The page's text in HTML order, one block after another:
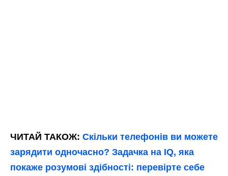
ЧИТАЙ ТАКОЖ: Скільки телефонів ви можете
зарядити одночасно? Задачка на IQ, яка
покаже розумові здібності: перевірте себе